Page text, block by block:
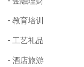
教育培训
工艺礼品
酒店旅游